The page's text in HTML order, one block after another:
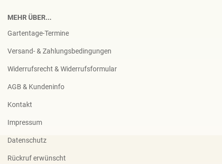
MEHR ÜBER...
Gartentage-Termine
Versand- & Zahlungsbedingungen
Widerrufsrecht & Widerrufsformular
AGB & Kundeninfo
Kontakt
Impressum
Datenschutz
Rückruf erwünscht